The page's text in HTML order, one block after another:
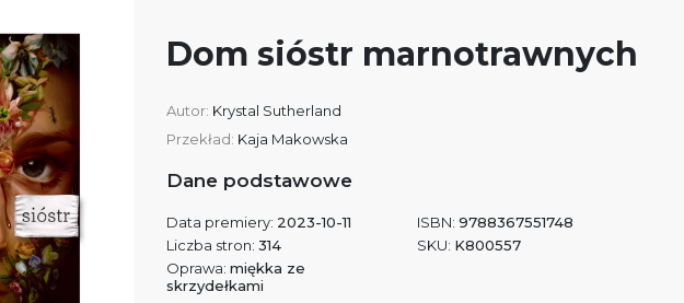
Dom sióstr marnotrawnych
Autor: Krystal Sutherland
Przekład: Kaja Makowska
Dane podstawowe
Data premiery: 2023-10-11
Liczba stron: 314
Oprawa: miękka ze
skrzydełkami
ISBN: 9788367551748
SKU: K800557